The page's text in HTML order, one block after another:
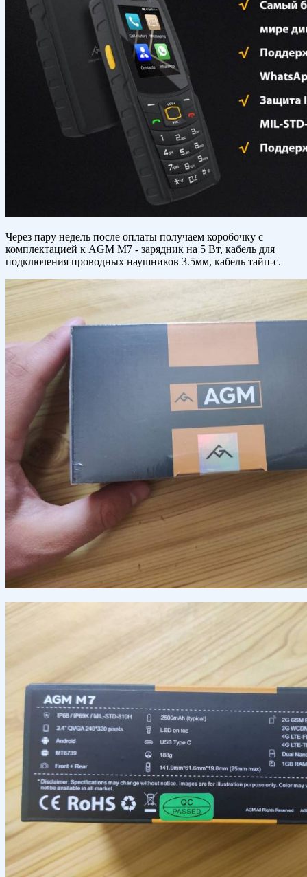
Через пару недель после оплаты получаем коробочку с
комплектацией к AGM M7 - зарядник на 5 Вт, кабель для
подключения проводных наушников 3.5мм, кабель тайп-с.